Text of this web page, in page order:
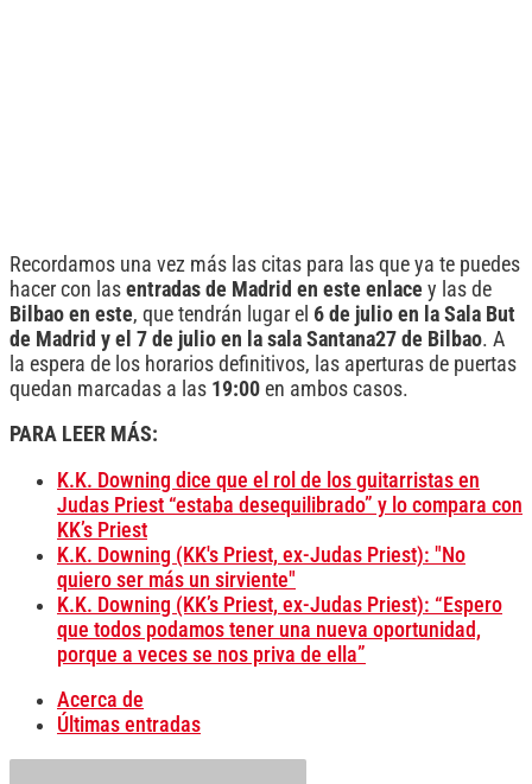
Recordamos una vez más las citas para las que ya te puedes
hacer con las entradas de Madrid en este enlace y las de
Bilbao en este, que tendrán lugar el 6 de julio en la Sala But
de Madrid y el 7 de julio en la sala Santana27 de Bilbao. A
la espera de los horarios definitivos, las aperturas de puertas
quedan marcadas a las 19:00 en ambos casos.
PARA LEER MÁS:
K.K. Downing dice que el rol de los guitarristas en
Judas Priest “estaba desequilibrado” y lo compara con
KK’s Priest
K.K. Downing (KK's Priest, ex-Judas Priest): "No
quiero ser más un sirviente"
K.K. Downing (KK’s Priest, ex-Judas Priest): “Espero
que todos podamos tener una nueva oportunidad,
porque a veces se nos priva de ella”
Acerca de
Últimas entradas